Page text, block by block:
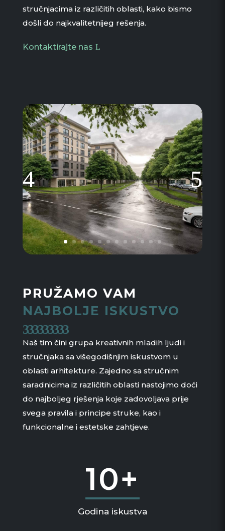
stručnjacima iz različitih oblasti, kako bismo
došli do najkvalitetnijeg rešenja.
Kontaktirajte nas
PRUŽAMO VAM
NAJBOLJE ISKUSTVO
Naš tim čini grupa kreativnih mladih ljudi i
stručnjaka sa višegodišnjim iskustvom u
oblasti arhitekture. Zajedno sa stručnim
saradnicima iz različitih oblasti nastojimo doći
do najboljeg rješenja koje zadovoljava prije
svega pravila i principe struke, kao i
funkcionalne i estetske zahtjeve.
10+
Godina iskustva